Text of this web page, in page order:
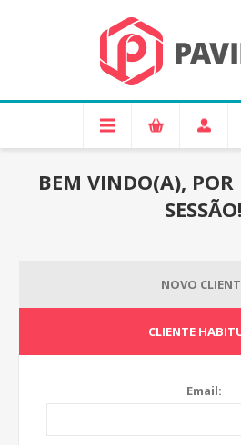
BEM VINDO(A), POR
SESSÃO!
NOVO
CLIENTE
Email: